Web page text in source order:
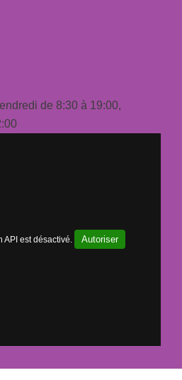
de 8:30 à 19:00,
API est désactivé. Autoriser